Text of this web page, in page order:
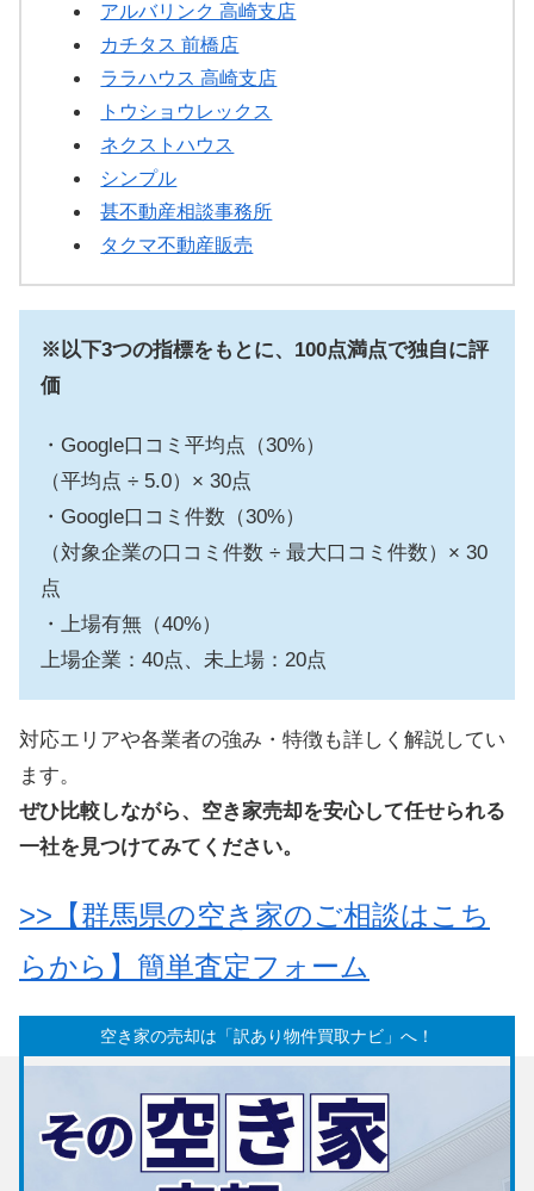
アルバリンク 高崎支店
カチタス 前橋店
ララハウス 高崎支店
トウショウレックス
ネクストハウス
シンプル
甚不動産相談事務所
タクマ不動産販売
※以下3つの指標をもとに、100点満点で独自に評
価
・Google口コミ平均点（30%）
（平均点 ÷ 5.0）× 30点
・Google口コミ件数（30%）
（対象企業の口コミ件数 ÷ 最大口コミ件数）× 30
点
・上場有無（40%）
上場企業：40点、未上場：20点
対応エリアや各業者の強み・特徴も詳しく解説してい
ます。
ぜひ比較しながら、空き家売却を安心して任せられる
一社を見つけてみてください。
>> 【群馬県の空き家のご相談はこち
らから】簡単査定フォーム
空き家の売却は「訳あり物件買取ナビ」へ！